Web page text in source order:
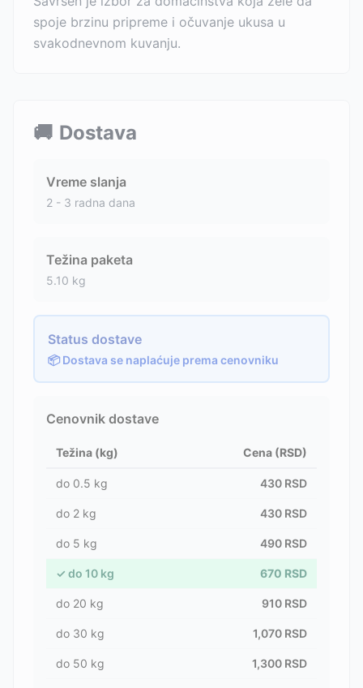
spoje brzinu pripreme i očuvanje ukusa u
svakodnevnom kuvanju.
🚚 Dostava
Vreme slanja
2 - 3 radna dana
Težina paketa
5.10 kg
Status dostave
📦 Dostava se naplaćuje prema cenovniku
Cenovnik dostave
Težina (kg) Cena (RSD)
do 0.5 kg 430 RSD
do 2 kg 430 RSD
do 5 kg 490 RSD
✓ do 10 kg 670 RSD
do 20 kg 910 RSD
do 30 kg 1,070 RSD
do 50 kg 1,300 RSD